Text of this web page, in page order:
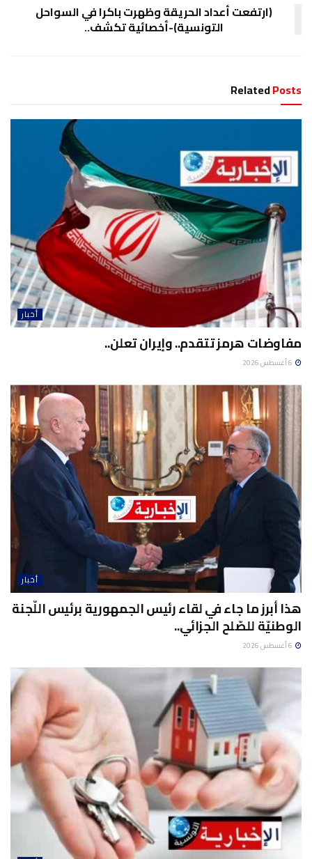
(ارتفعت أعداد الحريقة وظهرت باكرا في السواحل
التونسية)-أخصائية تكشف..
RelatedPosts
أخبار
مفاوضات هرمز تتقدم.. وإيران تعلن..
أخبار
هذا أبرز ما جاء في لقاء رئيس الجمهورية برئيس اللّجنة
الوطنيّة للصّلح الجزائي..